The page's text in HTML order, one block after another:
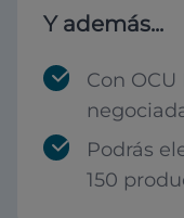
Y además...
Con
Podrás
150